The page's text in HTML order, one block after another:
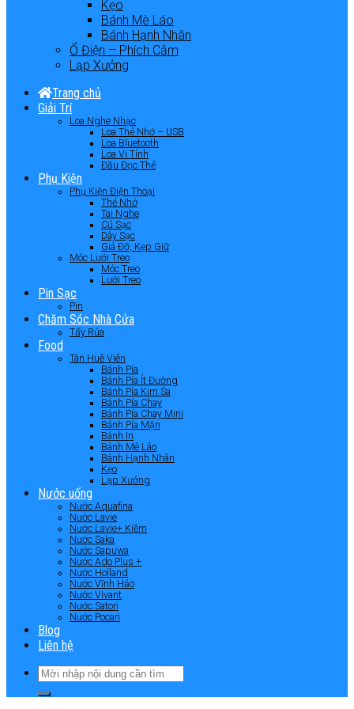
Kẹo
Bánh Mè Láo
Bánh Hạnh Nhân
Ổ Điện – Phích Cắm
Lạp Xưởng
Trang chủ
Giải Trí
Loa Nghe Nhạc
Loa Thẻ Nhớ – USB
Loa Bluetooth
Loa Vi Tính
Đầu Đọc Thẻ
Phụ Kiện
Phụ Kiện Điện Thoại
Thẻ Nhớ
Tai Nghe
Củ Sạc
Dây Sạc
Giá Đỡ, Kẹp Giữ
Móc Lưới Treo
Móc Treo
Lưới Treo
Pin Sạc
Pin
Chăm Sóc Nhà Cửa
Tẩy Rửa
Food
Tân Huê Viên
Bánh Pía
Bánh Pía Ít Đường
Bánh Pía Kim Sa
Bánh Pía Chay
Bánh Pía Chay Mini
Bánh Pía Mặn
Bánh In
Bánh Mè Láo
Bánh Hạnh Nhân
Kẹo
Lạp Xưởng
Nước uống
Nước Aquafina
Nước Lavie
Nước Lavie+ Kiềm
Nước Saka
Nước Sapuwa
Nước Ado Plus +
Nước Holland
Nước Vĩnh Hảo
Nước Vivant
Nước Satori
Nước Pocari
Blog
Liên hệ